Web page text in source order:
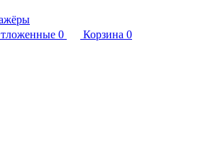
0 Корзина 0